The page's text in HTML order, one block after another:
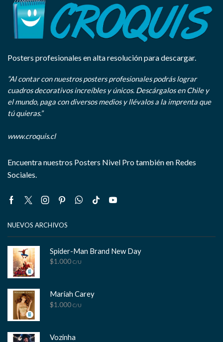
Posters profesionales en alta resolución para descargar.
“Al contar con nuestros posters profesionales podrás lograr
cuadros decorativos increíbles y únicos. Descárgalos en Chile y
el mundo, paga con diversos medios y llévalos a la imprenta que
tú quieras.”
www.croquis.cl
Encuentra nuestros Posters Nivel Pro también en Redes
Sociales.
Facebook
TwitterInstagram
PinterestWhatsapp
Tik- Youtube
NUEVOS ARCHIVOS
Spider-Man Brand New Day
$1.000 C/U
Mariah Carey
$1.000 C/U
Vozinha